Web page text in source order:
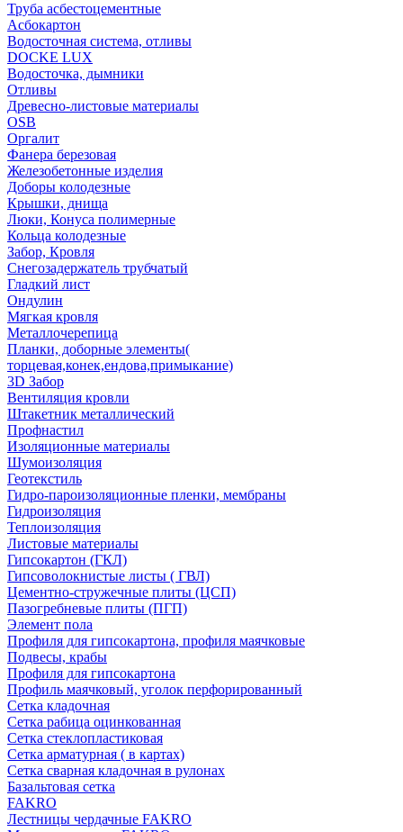
Труба асбестоцементные
Асбокартон
Водосточная система, отливы
DOCKE LUX
Водосточка, дымники
Отливы
Древесно-листовые материалы
OSB
Оргалит
Фанера березовая
Железобетонные изделия
Доборы колодезные
Крышки, днища
Люки, Конуса полимерные
Кольца колодезные
Забор, Кровля
Снегозадержатель трубчатый
Гладкий лист
Ондулин
Мягкая кровля
Металлочерепица
Планки, доборные элементы(
торцевая,конек,ендова,примыкание)
3D Забор
Вентиляция кровли
Штакетник металлический
Профнастил
Изоляционные материалы
Шумоизоляция
Геотекстиль
Гидро-пароизоляционные пленки, мембраны
Гидроизоляция
Теплоизоляция
Листовые материалы
Гипсокартон (ГКЛ)
Гипсоволокнистые листы ( ГВЛ)
Цементно-стружечные плиты (ЦСП)
Пазогребневые плиты (ПГП)
Элемент пола
Профиля для гипсокартона, профиля маячковые
Подвесы, крабы
Профиля для гипсокартона
Профиль маячковый, уголок перфорированный
Сетка кладочная
Сетка рабица оцинкованная
Сетка стеклопластиковая
Сетка арматурная ( в картах)
Сетка сварная кладочная в рулонах
Базальтовая сетка
FAKRO
Лестницы чердачные FAKRO